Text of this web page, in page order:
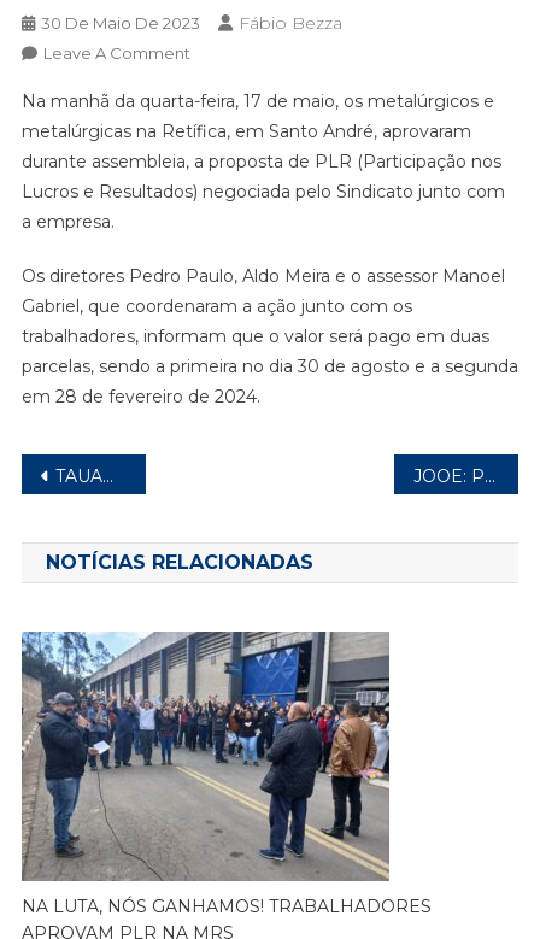
30 De Maio De 2023 Fábio Bezza
Leave A CommentOn
PLR
É
APROVADA
EM
Na manhã da quarta-feira, 17 de maio, os metalúrgicos e
metalúrgicas na Retífica, em Santo André, aprovaram
durante assembleia, a proposta de PLR (Participação nos
Lucros e Resultados) negociada pelo Sindicato junto com
a empresa.
Os diretores Pedro Paulo, Aldo Meira e o assessor Manoel
Gabriel, que coordenaram a ação junto com os
trabalhadores, informam que o valor será pago em duas
parcelas, sendo a primeira no dia 30 de agosto e a segunda
em 28 de fevereiro de 2024.
Navegação
Post
TAUANA: PROPOSTA DE PLR É APROVADA JOOE: PLR TEM APROVAÇÃO DOS TRABALHADORES
NOTÍCIAS RELACIONADAS
NA LUTA, NÓS GANHAMOS! TRABALHADORES
APROVAM PLR NA MRS